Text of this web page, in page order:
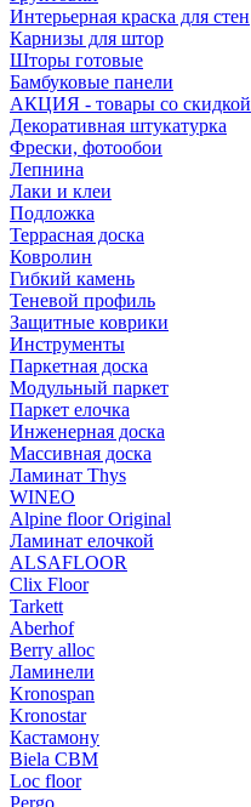
Интерьерная краска для стен
Карнизы для штор
Шторы готовые
Бамбуковые панели
АКЦИЯ - товары со скидкой
Декоративная штукатурка
Фрески, фотообои
Лепнина
Лаки и клеи
Подложка
Террасная доска
Ковролин
Гибкий камень
Теневой профиль
Защитные коврики
Инструменты
Паркетная доска
Модульный паркет
Паркет елочка
Инженерная доска
Массивная доска
Ламинат Thys
WINEO
Alpine floor Original
Ламинат елочкой
ALSAFLOOR
Clix Floor
Tarkett
Aberhof
Berry alloc
Ламинели
Kronospan
Kronostar
Кастамону
Biela CBM
Loc floor
Pergo